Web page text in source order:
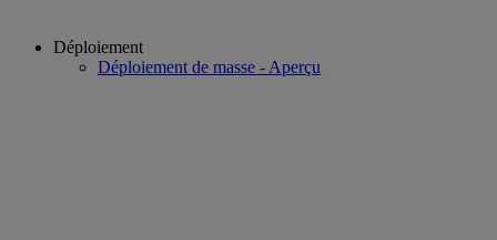
Déploiement
Déploiement de masse - Aperçu